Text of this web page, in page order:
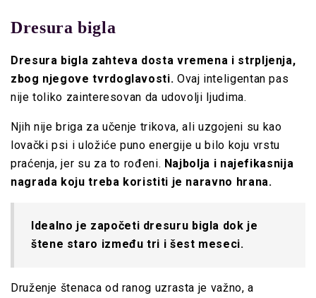
Dresura bigla
Dresura bigla zahteva dosta vremena i strpljenja,
zbog njegove tvrdoglavosti. Ovaj inteligentan pas
nije toliko zainteresovan da udovolji ljudima.
Njih nije briga za učenje trikova, ali uzgojeni su kao
lovački psi i uložiće puno energije u bilo koju vrstu
praćenja, jer su za to rođeni. Najbolja i najefikasnija
nagrada koju treba koristiti je naravno hrana.
Idealno je započeti dresuru bigla dok je
štene staro između tri i šest meseci.
Druženje štenaca od ranog uzrasta je važno, a